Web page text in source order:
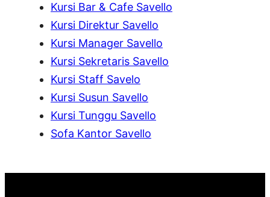
Kursi Bar & Cafe Savello
Kursi Direktur Savello
Kursi Manager Savello
Kursi Sekretaris Savello
Kursi Staff Savelo
Kursi Susun Savello
Kursi Tunggu Savello
Sofa Kantor Savello